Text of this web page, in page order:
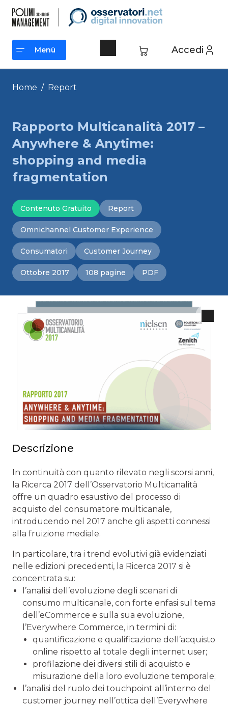
contenuto
Accedi
Menù
Menù
Home / Report
Rapporto Multicanalità 2017 –
Anywhere & Anytime:
shopping and media
fragmentation
Contenuto Gratuito Report
Omnichannel Customer Experience
Consumatori Customer Journey
Ottobre 2017 108 pagine PDF
Descrizione
In continuità con quanto rilevato negli scorsi anni,
la Ricerca 2017 dell’Osservatorio Multicanalità
offre un quadro esaustivo del processo di
acquisto del consumatore multicanale,
introducendo nel 2017 anche gli aspetti connessi
alla fruizione mediale.
In particolare, tra i trend evolutivi già evidenziati
nelle edizioni precedenti, la Ricerca 2017 si è
concentrata su:
l’analisi dell’evoluzione degli scenari di
consumo multicanale, con forte enfasi sul tema
dell’eCommerce e sulla sua evoluzione,
l’Everywhere Commerce, in termini di:
quantificazione e qualificazione dell’acquisto
online rispetto al totale degli internet user;
profilazione dei diversi stili di acquisto e
misurazione della loro evoluzione temporale;
l’analisi del ruolo dei touchpoint all’interno del
customer journey nell’ottica dell’Everywhere